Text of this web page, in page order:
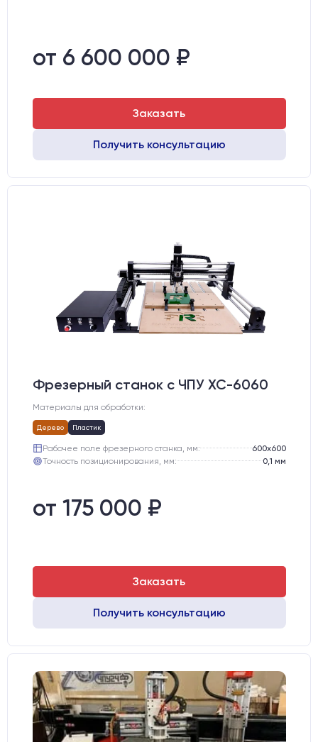
от 6 600 000 ₽
Заказать
Получить консультацию
Фрезерный станок с ЧПУ XC-6060
Материалы для обработки:
Дерево Пластик
Рабочее поле фрезерного станка, мм:
600х600
Точность позиционирования, мм:
0,1 мм
от 175 000 ₽
Заказать
Получить консультацию